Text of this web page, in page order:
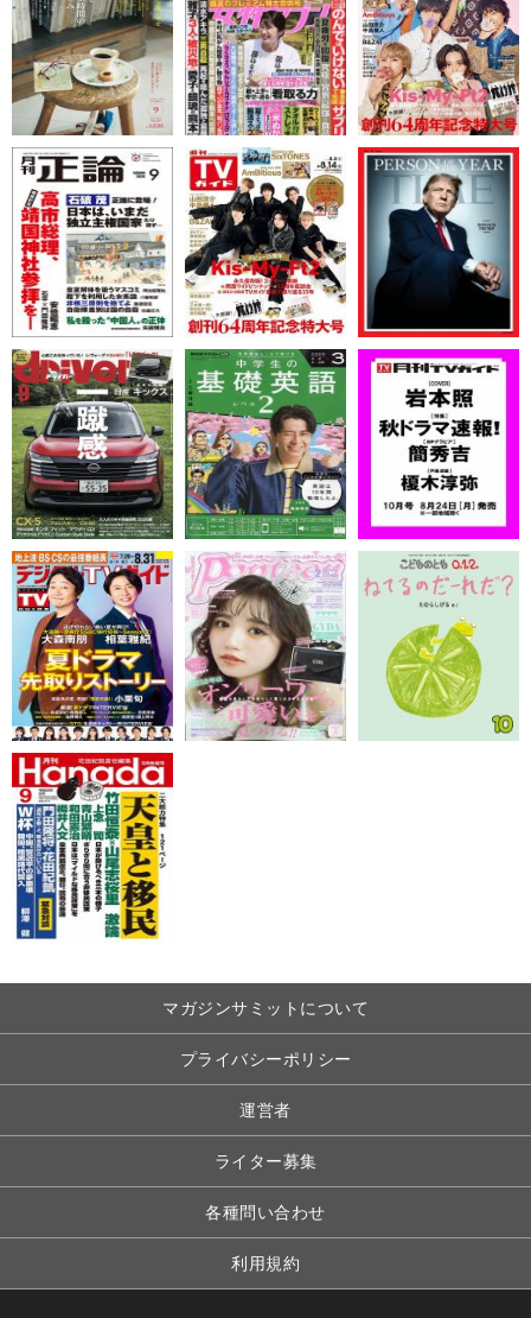
マガジンサミットについて
プライバシーポリシー
運営者
ライター募集
各種問い合わせ
利用規約